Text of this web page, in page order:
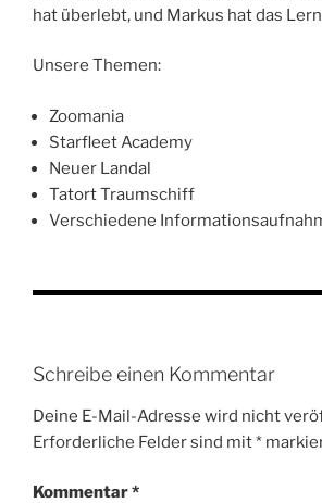
hat überlebt, und Markus hat das
Unsere Themen:
Zoomania
Starfleet Academy
Neuer Landal
Tatort Traumschiff
Verschiedene
Schreibe einen Kommentar
Deine E-Mail-Adresse wird nicht
Erforderliche Felder sind mit*
Kommentar*